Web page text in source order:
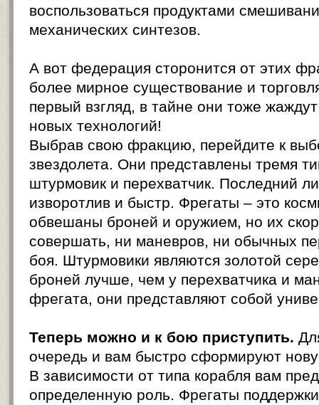
воспользоваться продуктами
механических синтезов.
А вот федерация сторонится от этих
более мирное существование и
первый взгляд, в тайне они тоже
новых технологий!
Выбрав свою фракцию, перейдите к
звездолета. Они представлены тремя
штурмовик и перехватчик. Последний
изворотлив и быстр. Фрегаты – это
обвешаны броней и оружием, но их
совершать, ни маневров, ни обычных
боя. Штурмовики являются золотой
броней лучше, чем у перехватчика и
фрегата, они представляют собой
Теперь можно и к бою приступить.
очередь и вам быстро сформируют
В зависимости от типа корабля вам
определенную роль. Фрегаты